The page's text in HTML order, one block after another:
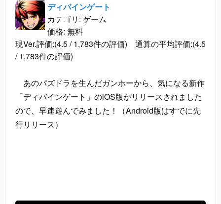
ディバインゲート
カテゴリ: ゲーム
価格: 無料
現Ver.評価:(4.5 / 1,783件の評価) 通算の平均評価:(4.5
/ 1,783件の評価)
あのパズドラを生んだガンホーから、気になる新作
「ディバインゲート」のiOS版がリリースされました
ので、早速遊んでみました！（Android版はすでに先
行リリース）